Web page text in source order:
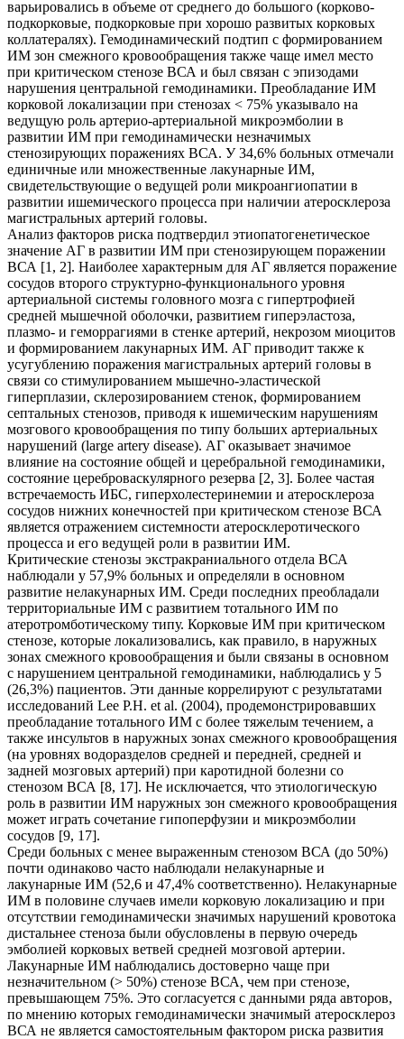
варьировались в объеме от среднего до большого (корково-
подкорковые, подкорковые при хорошо развитых корковых
коллатералях). Гемодинамический подтип с формированием
ИМ зон смежного кровообращения также чаще имел место
при критическом стенозе ВСА и был связан с эпизодами
нарушения центральной гемодинамики. Преобладание ИМ
корковой локализации при стенозах < 75% указывало на
ведущую роль артерио-артериальной микроэмболии в
развитии ИМ при гемодинамически незначимых
стенозирующих поражениях ВСА. У 34,6% больных отмечали
единичные или множественные лакунарные ИМ,
свидетельствующие о ведущей роли микроангиопатии в
развитии ишемического процесса при наличии атеросклероза
магистральных артерий головы.
Анализ факторов риска подтвердил этиопатогенетическое
значение АГ в развитии ИМ при стенозирующем поражении
ВСА [1, 2]. Наиболее характерным для АГ является поражение
сосудов второго структурно-функционального уровня
артериальной системы головного мозга с гипертрофией
средней мышечной оболочки, развитием гиперэластоза,
плазмо- и геморрагиями в стенке артерий, некрозом миоцитов
и формированием лакунарных ИМ. АГ приводит также к
усугублению поражения магистральных артерий головы в
связи со стимулированием мышечно-эластической
гиперплазии, склерозированием стенок, формированием
септальных стенозов, приводя к ишемическим нарушениям
мозгового кровообращения по типу больших артериальных
нарушений (large artery disease). АГ оказывает значимое
влияние на состояние общей и церебральной гемодинамики,
состояние цереброваскулярного резерва [2, 3]. Более частая
встречаемость ИБС, гиперхолестеринемии и атеросклероза
сосудов нижних конечностей при критическом стенозе ВСА
является отражением системности атеросклеротического
процесса и его ведущей роли в развитии ИМ.
Критические стенозы экстракраниального отдела ВСА
наблюдали у 57,9% больных и определяли в основном
развитие нелакунарных ИМ. Среди последних преобладали
территориальные ИМ с развитием тотального ИМ по
атеротромботическому типу. Корковые ИМ при критическом
стенозе, которые локализовались, как правило, в наружных
зонах смежного кровообращения и были связаны в основном
с нарушением центральной гемодинамики, наблюдались у 5
(26,3%) пациентов. Эти данные коррелируют с результатами
исследований Lee P.H. et al. (2004), продемонстрировавших
преобладание тотального ИМ с более тяжелым течением, а
также инсультов в наружных зонах смежного кровообращения
(на уровнях водоразделов средней и передней, средней и
задней мозговых артерий) при каротидной болезни со
стенозом ВСА [8, 17]. Не исключается, что этиологическую
роль в развитии ИМ наружных зон смежного кровообращения
может играть сочетание гипоперфузии и микроэмболии
сосудов [9, 17].
Среди больных с менее выраженным стенозом ВСА (до 50%)
почти одинаково часто наблюдали нелакунарные и
лакунарные ИМ (52,6 и 47,4% соответственно). Нелакунарные
ИМ в половине случаев имели корковую локализацию и при
отсутствии гемодинамически значимых нарушений кровотока
дистальнее стеноза были обусловлены в первую очередь
эмболией корковых ветвей средней мозговой артерии.
Лакунарные ИМ наблюдались достоверно чаще при
незначительном (> 50%) стенозе ВСА, чем при стенозе,
превышающем 75%. Это согласуется с данными ряда авторов,
по мнению которых гемодинамически значимый атеросклероз
ВСА не является самостоятельным фактором риска развития